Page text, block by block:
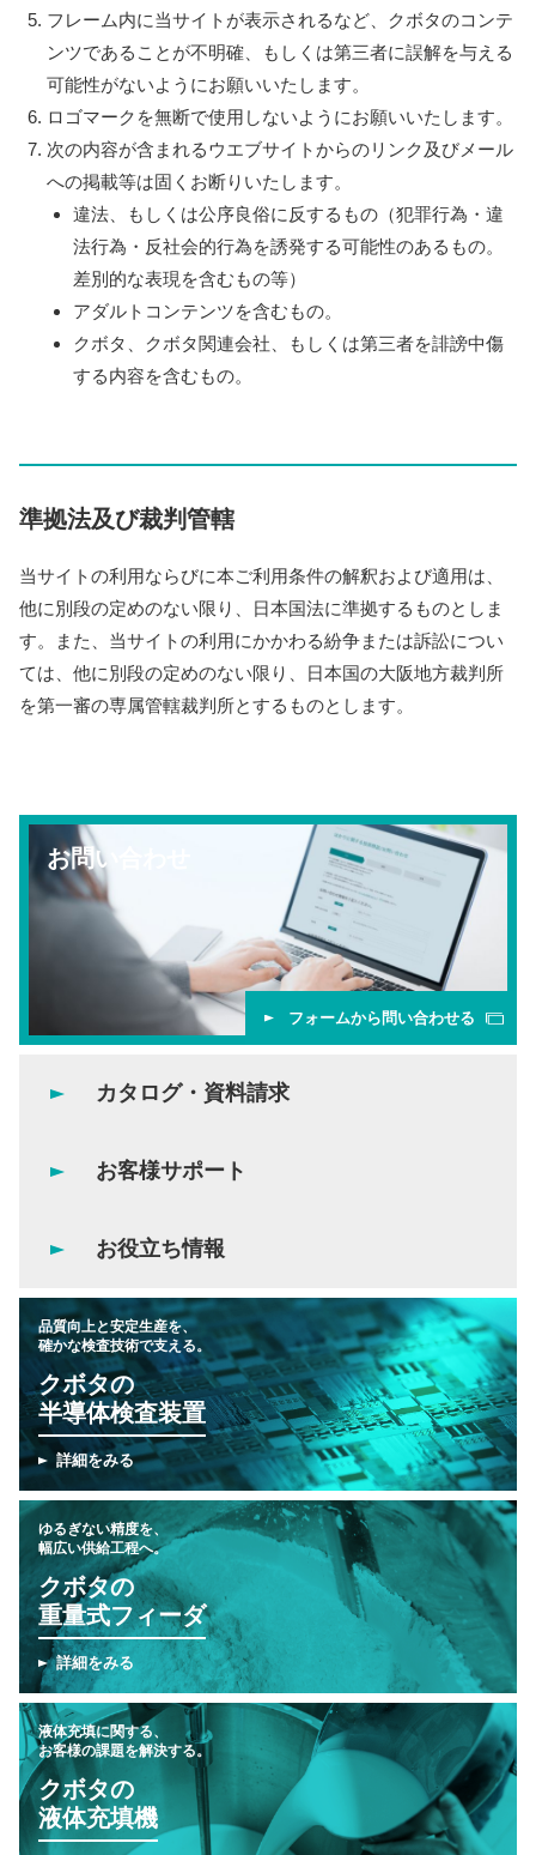
フレーム内に当サイトが表示されるなど、クボタのコンテ
ンツであることが不明確、もしくは第三者に誤解を与える
可能性がないようにお願いいたします。
ロゴマークを無断で使用しないようにお願いいたします。
次の内容が含まれるウエブサイトからのリンク及びメール
への掲載等は固くお断りいたします。
違法、もしくは公序良俗に反するもの（犯罪行為・違
法行為・反社会的行為を誘発する可能性のあるもの。
差別的な表現を含むもの等）
アダルトコンテンツを含むもの。
クボタ、クボタ関連会社、もしくは第三者を誹謗中傷
する内容を含むもの。
準拠法及び裁判管轄
当サイトの利用ならびに本ご利用条件の解釈および適用は、
他に別段の定めのない限り、日本国法に準拠するものとしま
す。また、当サイトの利用にかかわる紛争または訴訟につい
ては、他に別段の定めのない限り、日本国の大阪地方裁判所
を第一審の専属管轄裁判所とするものとします。
お問い合わせ
フォームから問い合わせる
カタログ・資料請求
お客様サポート
お役立ち情報
品質向上と安定生産を、
確かな検査技術で支える。
クボタの
半導体検査装置
詳細をみる
ゆるぎない精度を、
幅広い供給工程へ。
クボタの
重量式フィーダ
詳細をみる
液体充填に関する、
お客様の課題を解決する。
クボタの
液体充填機